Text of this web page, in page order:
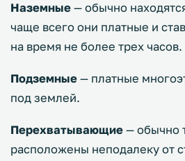
Наземные — обычно
чаще всего они платные и
на время не более трех часов.
Подземные — платные
под землей.
Перехватывающие — обычно
расположены неподалеку от